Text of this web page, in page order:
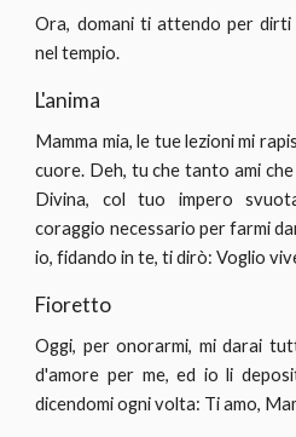
Ora, domani ti attendo per
nel tempio.
L'anima
Mamma mia, le tue lezioni mi
cuore. Deh, tu che tanto ami
Divina, col tuo impero
coraggio necessario per farmi
io, fidando in te, ti dirò: Voglio
Fioretto
Oggi, per onorarmi, mi darai
d'amore per me, ed io li
dicendomi ogni volta: Ti amo,